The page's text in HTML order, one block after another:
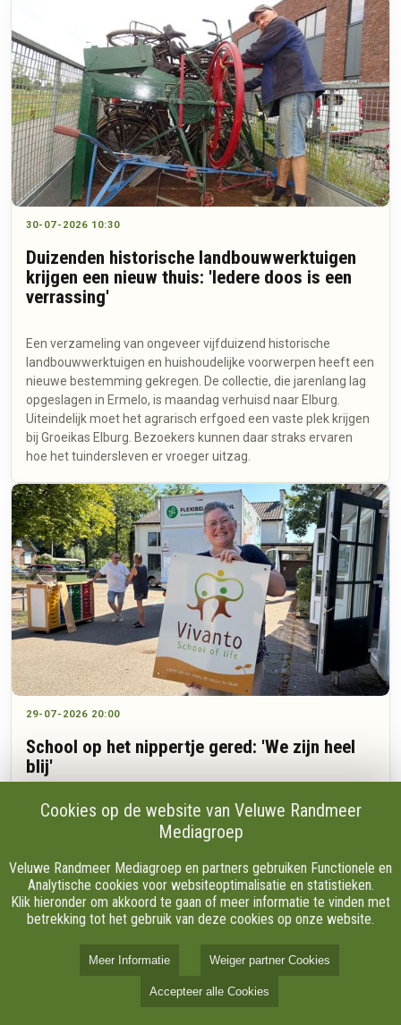
30-07-2026 10:30
Duizenden historische landbouwwerktuigen
krijgen een nieuw thuis: 'Iedere doos is een
verrassing'
Een verzameling van ongeveer vijfduizend historische
landbouwwerktuigen en huishoudelijke voorwerpen heeft een
nieuwe bestemming gekregen. De collectie, die jarenlang lag
opgeslagen in Ermelo, is maandag verhuisd naar Elburg.
Uiteindelijk moet het agrarisch erfgoed een vaste plek krijgen
bij Groeikas Elburg. Bezoekers kunnen daar straks ervaren
hoe het tuindersleven er vroeger uitzag.
29-07-2026 20:00
School op het nippertje gered: 'We zijn heel
blij'
Na drie jaar zoeken en meer dan zeventig bekeken locaties
onderkomen gevonden in Apeldoorn. De particuliere school,
waar kinderen zelf bepalen wat en wanneer ze leren, dreigde
zelfs tijdelijk vanuit een tent les te moeten geven.
Cookies op de website van Veluwe Randmeer
Mediagroep
Veluwe Randmeer Mediagroep en partners gebruiken Functionele en
Analytische cookies voor websiteoptimalisatie en statistieken.
Klik hieronder om akkoord te gaan of meer informatie te vinden met
betrekking tot het gebruik van deze cookies op onze website.
Meer Informatie Weiger partner Cookies
Accepteer alle Cookies